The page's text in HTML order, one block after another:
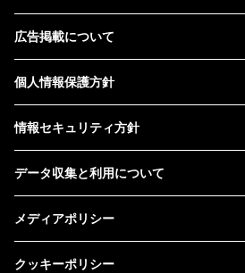
広告掲載について
個人情報保護方針
情報セキュリティ方針
データ収集と利用について
メディアポリシー
クッキーポリシー